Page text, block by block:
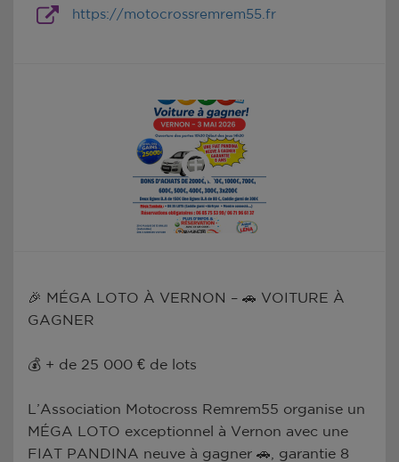
https://motocrossremrem55.fr
🎉 MÉGA LOTO À VERNON – 🚗 VOITURE À
GAGNER
💰 + de 25 000 € de lots
L’Association Motocross Remrem55 organise un
MÉGA LOTO exceptionnel à Vernon avec une
FIAT PANDINA neuve à gagner 🚗, garantie 8